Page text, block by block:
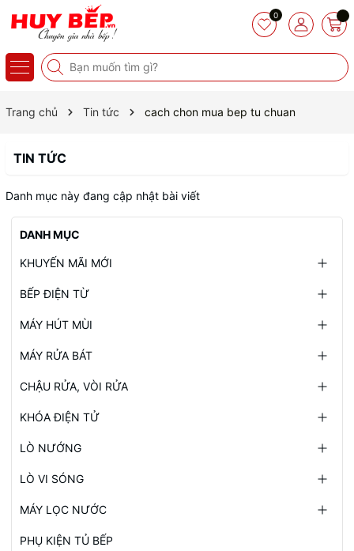
0
Trang chủ Tin tức cach chon mua bep tu chuan
TIN TỨC
Danh mục này đang cập nhật bài viết
DANH MỤC
KHUYẾN MÃI MỚI
BẾP ĐIỆN TỪ
MÁY HÚT MÙI
MÁY RỬA BÁT
CHẬU RỬA, VÒI RỬA
KHÓA ĐIỆN TỬ
LÒ NƯỚNG
LÒ VI SÓNG
MÁY LỌC NƯỚC
PHỤ KIỆN TỦ BẾP